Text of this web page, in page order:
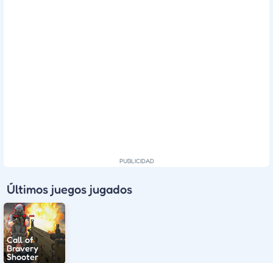
Últimos juegos jugados
Call of
Bravery
Shooter